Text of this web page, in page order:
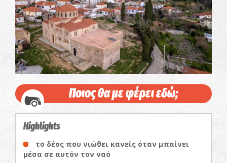
Ποιος θα με φέρει εδώ;
Highlights
το δέος που νιώθει κανείς όταν μπαίνει
μέσα σε αυτόν τον ναό